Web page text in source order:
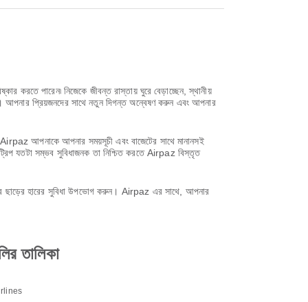
পারেন৷ নিজেকে জীবন্ত রাস্তায় ঘুরে বেড়াচ্ছেন, স্থানীয়
প্রিয়জনদের সাথে নতুন দিগন্ত অন্বেষণ করুন এবং আপনার
Airpaz আপনাকে আপনার সময়সূচী এবং বাজেটের সাথে মানানসই
যতটা সম্ভব সুবিধাজনক তা নিশ্চিত করতে Airpaz বিস্তৃত
ছাড়ের হারের সুবিধা উপভোগ করুন। Airpaz এর সাথে, আপনার
তালিকা